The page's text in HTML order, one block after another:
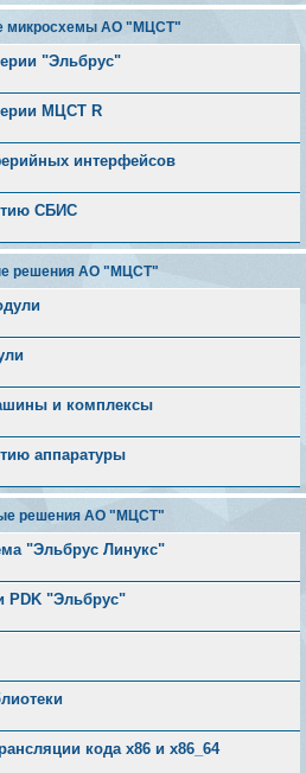
микросхемы АО "МЦСТ"
"Эльбрус"
МЦСТ R
интерфейсов
СБИС
решения АО "МЦСТ"
и комплексы
аппаратуры
решения АО "МЦСТ"
"Эльбрус Линукс"
PDK "Эльбрус"
кода х86 и х86_64